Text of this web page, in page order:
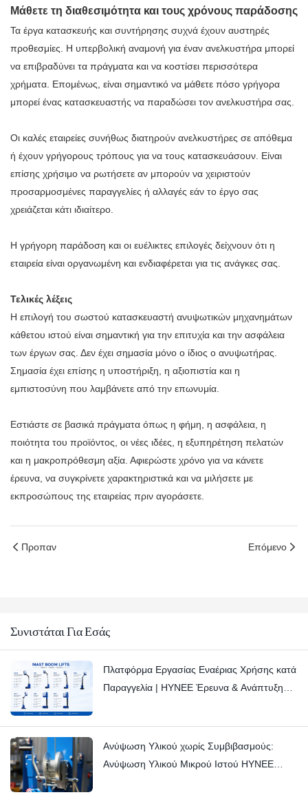
Μάθετε τη διαθεσιμότητα και τους χρόνους παράδοσης
Τα έργα κατασκευής και συντήρησης συχνά έχουν αυστηρές
προθεσμίες. Η υπερβολική αναμονή για έναν ανελκυστήρα μπορεί
να επιβραδύνει τα πράγματα και να κοστίσει περισσότερα
χρήματα. Επομένως, είναι σημαντικό να μάθετε πόσο γρήγορα
μπορεί ένας κατασκευαστής να παραδώσει τον ανελκυστήρα σας.
Οι καλές εταιρείες συνήθως διατηρούν ανελκυστήρες σε απόθεμα
ή έχουν γρήγορους τρόπους για να τους κατασκευάσουν. Είναι
επίσης χρήσιμο να ρωτήσετε αν μπορούν να χειριστούν
προσαρμοσμένες παραγγελίες ή αλλαγές εάν το έργο σας
χρειάζεται κάτι ιδιαίτερο.
Η γρήγορη παράδοση και οι ευέλικτες επιλογές δείχνουν ότι η
εταιρεία είναι οργανωμένη και ενδιαφέρεται για τις ανάγκες σας.
Τελικές λέξεις
Η επιλογή του σωστού κατασκευαστή ανυψωτικών μηχανημάτων
κάθετου ιστού είναι σημαντική για την επιτυχία και την ασφάλεια
των έργων σας. Δεν έχει σημασία μόνο ο ίδιος ο ανυψωτήρας.
Σημασία έχει επίσης η υποστήριξη, η αξιοπιστία και η
εμπιστοσύνη που λαμβάνετε από την επωνυμία.
Εστιάστε σε βασικά πράγματα όπως η φήμη, η ασφάλεια, η
ποιότητα του προϊόντος, οι νέες ιδέες, η εξυπηρέτηση πελατών
και η μακροπρόθεσμη αξία. Αφιερώστε χρόνο για να κάνετε
έρευνα, να συγκρίνετε χαρακτηριστικά και να μιλήσετε με
εκπροσώπους της εταιρείας πριν αγοράσετε.
Προπαν Επόμενο
Συνιστάται Για Εσάς
Πλατφόρμα Εργασίας Εναέριας Χρήσης κατά
Παραγγελία | HYNEE Έρευνα & Ανάπτυξη
Ανύψωση Υλικού χωρίς Συμβιβασμούς:
Ανύψωση Υλικού Μικρού Ιστού HYNEE